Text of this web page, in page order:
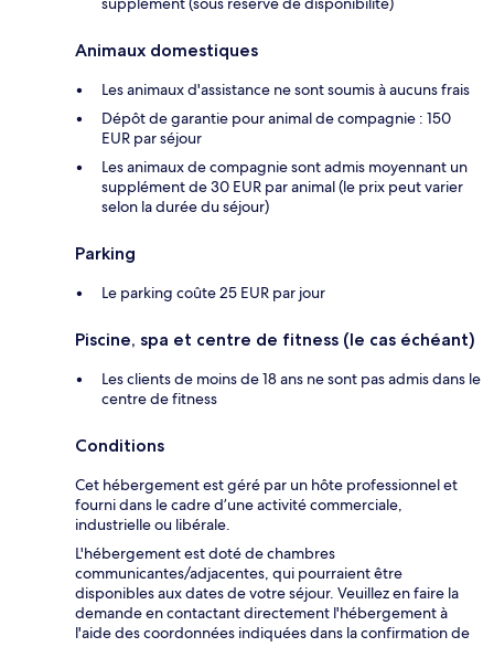
Animaux domestiques
Les animaux d'assistance ne sont soumis à aucuns frais
Dépôt de garantie pour animal de compagnie : 150
EUR par séjour
Les animaux de compagnie sont admis moyennant un
supplément de 30 EUR par animal (le prix peut varier
selon la durée du séjour)
Parking
Le parking coûte 25 EUR par jour
Piscine, spa et centre de fitness (le cas échéant)
Les clients de moins de 18 ans ne sont pas admis dans le
centre de fitness
Conditions
Cet hébergement est géré par un hôte professionnel et
fourni dans le cadre d’une activité commerciale,
industrielle ou libérale.
L'hébergement est doté de chambres
communicantes/adjacentes, qui pourraient être
disponibles aux dates de votre séjour. Veuillez en faire la
demande en contactant directement l'hébergement à
l'aide des coordonnées indiquées dans la confirmation de